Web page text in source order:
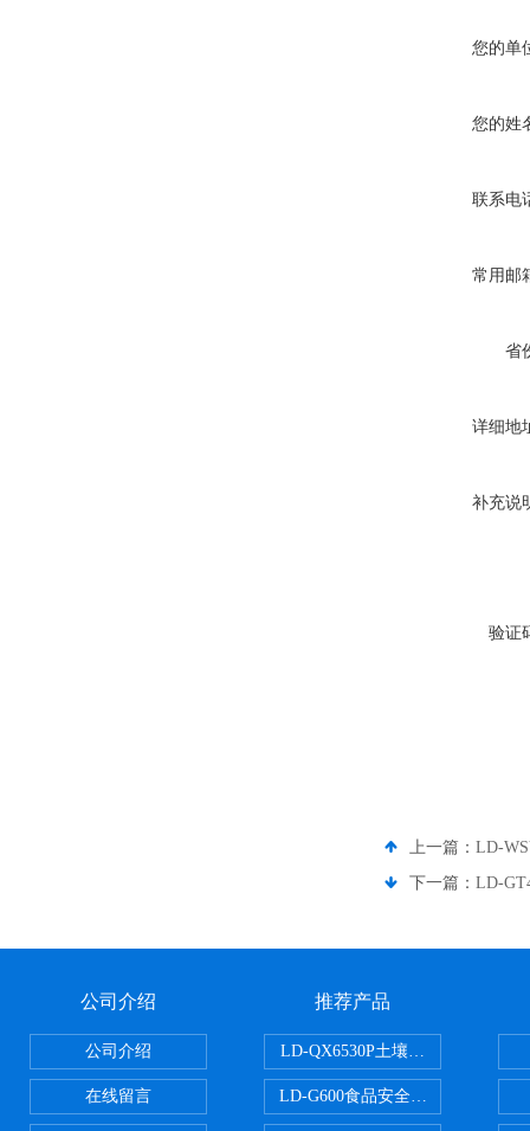
您的单
您的姓
联系电
常用邮
省
详细地
补充说
验证
上一篇： LD-
下一篇： LD-
公司介绍
公司介绍
在线留言
推荐产品
LD-QX6530P土壤氧化还原电位检
LD-G600食品安全检测仪